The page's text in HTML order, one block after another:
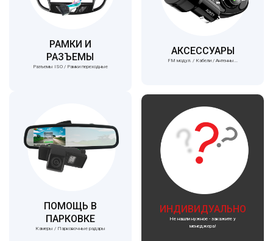
РАМКИ И
РАЗЪЕМЫ
Разъемы ISO / Рамки переходные
АКСЕССУАРЫ
FM модул. / Кабели / Антенны...
ПОМОЩЬ В
ПАРКОВКЕ
Камеры / Парковочные радары
ИНДИВИДУАЛЬНО
Не нашли нужное - закажите у
менеджера!